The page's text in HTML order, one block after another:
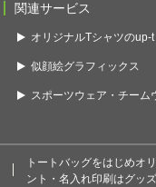
関連サービス
オリジナルTシャツのup-t
似顔絵グラフィックス
スポーツウェア・チーム
トートバッグをはじめオ
ント・名入れ印刷はグッ